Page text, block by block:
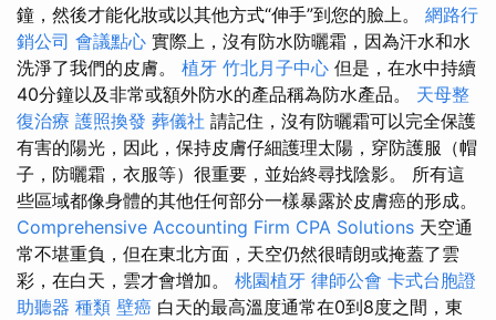
鐘，然後才能化妝或以其他方式“伸手”到您的臉上。 網路行
銷公司 會議點心 實際上，沒有防水防曬霜，因為汗水和水
洗淨了我們的皮膚。 植牙 竹北月子中心 但是，在水中持續
40分鐘以及非常或額外防水的產品稱為防水產品。 天母整
復治療 護照換發 葬儀社 請記住，沒有防曬霜可以完全保護
有害的陽光，因此，保持皮膚仔細護理太陽，穿防護服（帽
子，防曬霜，衣服等）很重要，並始終尋找陰影。 所有這
些區域都像身體的其他任何部分一樣暴露於皮膚癌的形成。
Comprehensive Accounting Firm CPA Solutions 天空通
常不堪重負，但在東北方面，天空仍然很晴朗或掩蓋了雲
彩，在白天，雲才會增加。 桃園植牙 律師公會 卡式台胞證
助聽器 種類 壁癌 白天的最高溫度通常在0到8度之間，東